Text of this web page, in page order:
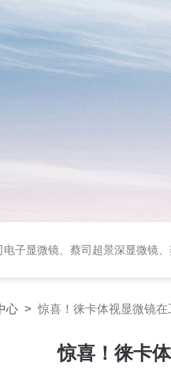
电子显微镜、蔡司超景深显微镜
心 >惊喜！徕卡体视显微镜
惊喜！徕卡